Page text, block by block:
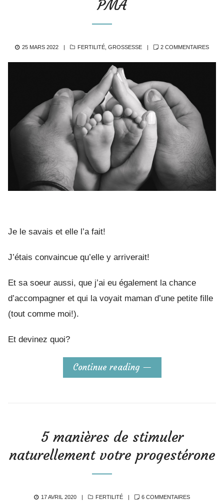
PMA
POSTED
25 MARS 2022 CATEGORIES
FERTILITÉ, GROSSESSE 2 COMMENTAIRESSUR
EN
PMA
Je le savais et elle l’a fait!
J’étais convaincue qu’elle y arriverait!
Et sa soeur aussi, que j’ai eu également la chance
d’accompagner et qui la voyait maman d’une petite fille
(tout comme moi!).
Et devinez quoi?
Continue reading
5 manières de stimuler
naturellement votre progestérone
POSTED
17 AVRIL 2020 CATEGORIES
FERTILITÉ 6 COMMENTAIRESSUR